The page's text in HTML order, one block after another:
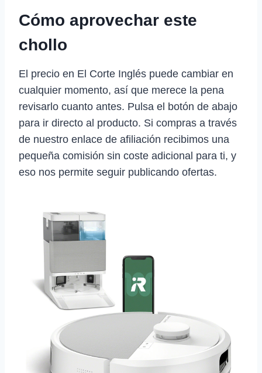
Cómo aprovechar este
chollo
El precio en El Corte Inglés puede cambiar en
cualquier momento, así que merece la pena
revisarlo cuanto antes. Pulsa el botón de abajo
para ir directo al producto. Si compras a través
de nuestro enlace de afiliación recibimos una
pequeña comisión sin coste adicional para ti, y
eso nos permite seguir publicando ofertas.